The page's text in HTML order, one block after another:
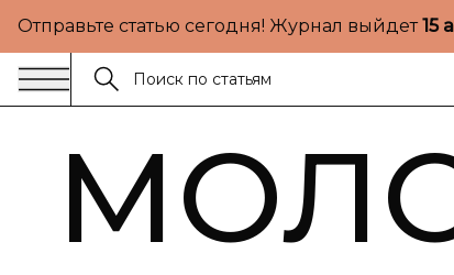
Отправьте статью сегодня! Журнал выйдет15